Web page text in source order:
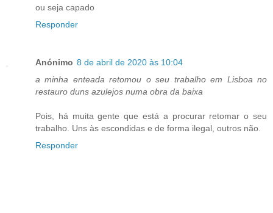
ou seja capado
Responder
Anónimo 8 de abril de 2020 às 10:04
a minha enteada retomou o seu trabalho em Lisboa no
restauro duns azulejos numa obra da baixa
Pois, há muita gente que está a procurar retomar o seu
trabalho. Uns às escondidas e de forma ilegal, outros não.
Responder